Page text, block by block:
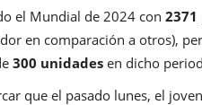
el Mundial de 2024 con 2371
en comparación a otros),
300 unidades en dicho
que el pasado lunes, el